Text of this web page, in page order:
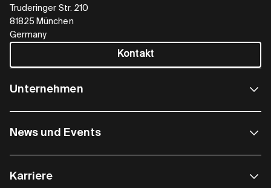
Truderinger Str. 210
81825 München
Germany
Kontakt
Unternehmen
News und Events
Karriere